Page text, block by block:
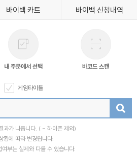
바이백 카트 바이백 신청내역
내 주문에서 선택 바코드 스캔
게임타이틀
과가 나옵니다. ( - 하이픈 제외)
황에 따라 변경됩니다.
부는 실제와 다를 수 있습니다.